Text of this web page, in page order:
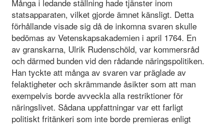
Många i ledande ställning hade tjänster inom
statsapparaten, vilket gjorde ämnet känsligt. Detta
förhållande visade sig då de inkomna svaren skulle
bedömas av Vetenskapsakademien i april 1764. En
av granskarna, Ulrik Rudenschöld, var kommersråd
och därmed bunden vid den rådande näringspolitiken.
Han tyckte att många av svaren var präglade av
felaktigheter och skrämmande åsikter som att man
exempelvis borde avveckla alla restriktioner för
näringslivet. Sådana uppfattningar var ett farligt
politiskt fritänkeri som inte borde premieras enligt